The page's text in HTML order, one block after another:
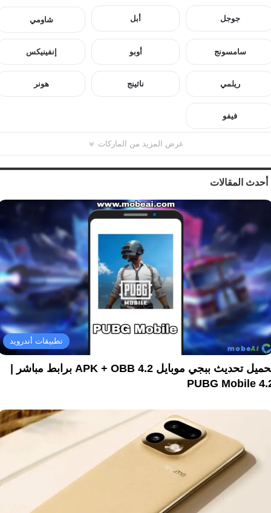
جوجل أبل شاومي
سامسونج أوبو إنفينيكس
ريلمي ناثينج هونر
فيفو
عرض المزيد من الماركات
أحدث المقالات
تطبيقات أندرويد
تحميل تحديث ببجي موبايل 4.2 APK + OBB برابط مباشر |
PUBG Mobile